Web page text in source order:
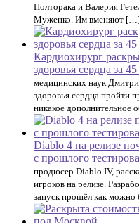
Полторака и Валерия
Муженко. Им вменяют
Кардиохирург
здоровья сердца за
медицинских наук
здоровья сердца пройти
никакое дополнительное
Diablo 4 на релизе
с прошлого
продюсер Diablo IV,
игроков на релизе.
запуск прошёл как